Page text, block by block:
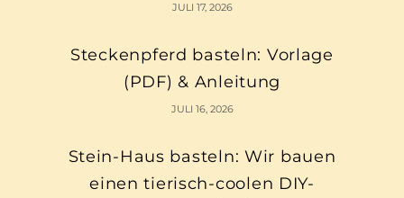
JULI 17, 2026
Steckenpferd basteln: Vorlage
(PDF) & Anleitung
JULI 16, 2026
Stein-Haus basteln: Wir bauen
einen tierisch-coolen DIY-